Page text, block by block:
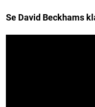
Se David Beckhams